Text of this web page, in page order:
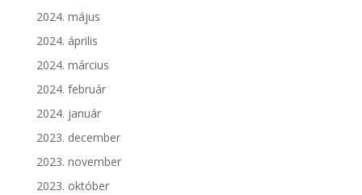
2024. május
2024. április
2024. március
2024. február
2024. január
2023. december
2023. november
2023. október